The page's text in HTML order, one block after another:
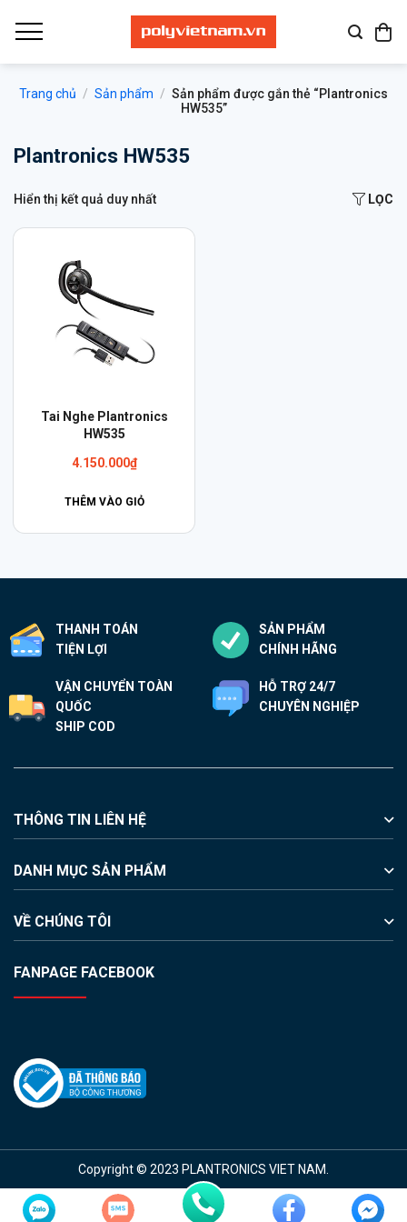
qua
Trang chủ / Sản phẩm / Sản phẩm được gắn thẻ “Plantronics
HW535”
Plantronics HW535
Hiển thị kết quả duy nhất LỌC
Tai Nghe Plantronics
HW535
4.150.000₫
THÊM VÀO GIỎ
THANH TOÁN
TIỆN LỢI
SẢN PHẨM
CHÍNH HÃNG
VẬN CHUYỂN TOÀN
QUỐC
SHIP COD
HỖ TRỢ 24/7
CHUYÊN NGHIỆP
THÔNG TIN LIÊN HỆ
DANH MỤC SẢN PHẨM
VỀ CHÚNG TÔI
FANPAGE FACEBOOK
Copyright © 2023 PLANTRONICS VIET NAM.